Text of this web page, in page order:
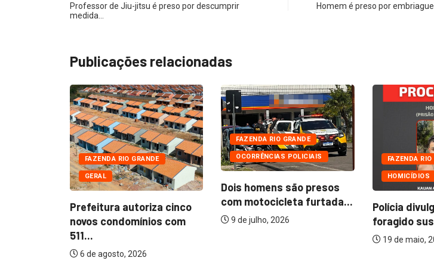
Professor de Jiu-jitsu é preso por descumprir
medida…
Homem é preso por
Publicações relacionadas
FAZENDA RIO GRANDE
GERAL
Prefeitura autoriza cinco
novos condomínios com
511...
6 de agosto, 2026
FAZENDA RIO GRANDE
OCORRÊNCIAS POLICIAIS
Dois homens são presos
com motocicleta furtada...
9 de julho, 2026
FAZENDA RIO
HOMICÍDIOS
Polícia
foragido
19 de maio,